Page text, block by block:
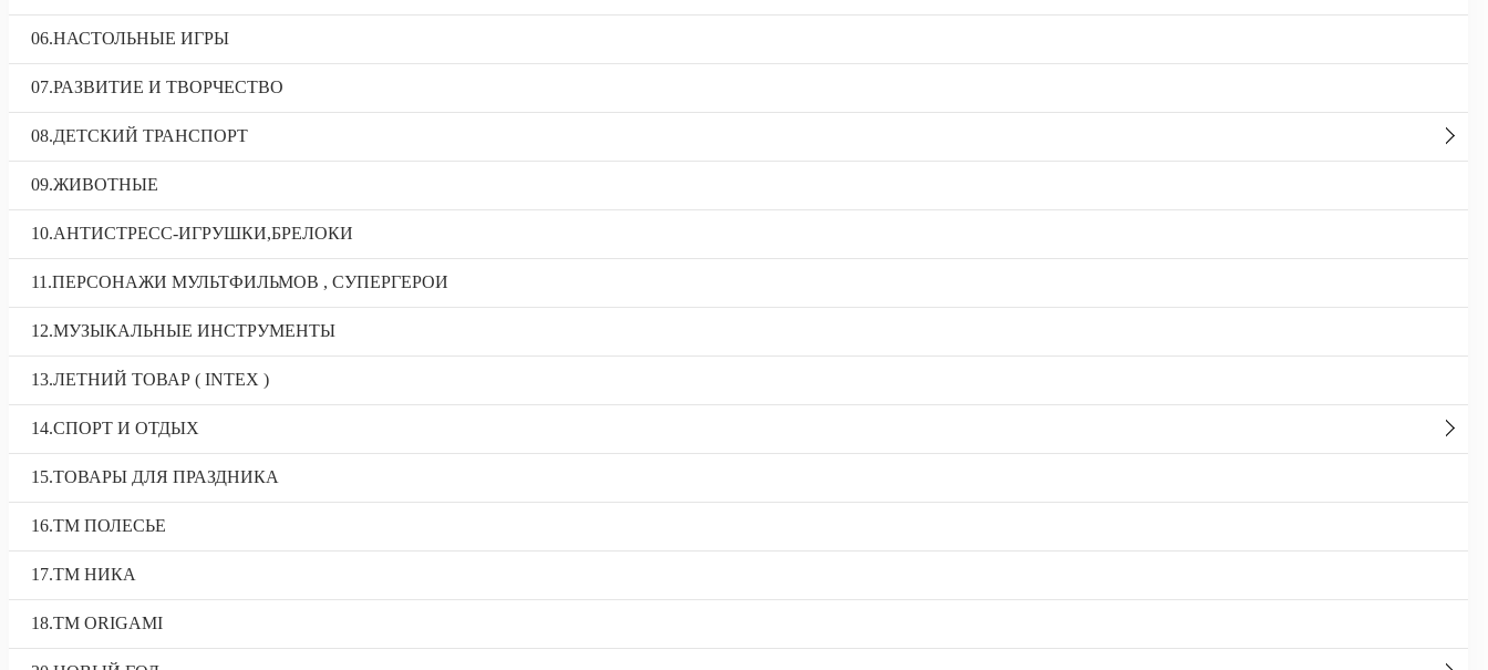
06.НАСТОЛЬНЫЕ ИГРЫ
07.РАЗВИТИЕ И ТВОРЧЕСТВО
08.ДЕТСКИЙ ТРАНСПОРТ
09.ЖИВОТНЫЕ
10.АНТИСТРЕСС-ИГРУШКИ,БРЕЛОКИ
11.ПЕРСОНАЖИ МУЛЬТФИЛЬМОВ , СУПЕРГЕРОИ
12.МУЗЫКАЛЬНЫЕ ИНСТРУМЕНТЫ
13.ЛЕТНИЙ ТОВАР ( INTEX )
14.СПОРТ И ОТДЫХ
15.ТОВАРЫ ДЛЯ ПРАЗДНИКА
16.ТМ ПОЛЕСЬЕ
17.ТМ НИКА
18.TM ORIGAMI